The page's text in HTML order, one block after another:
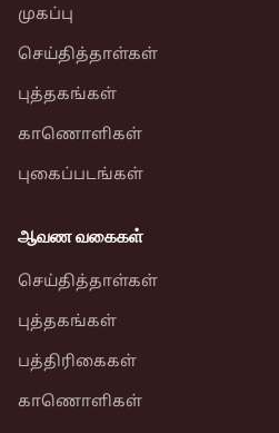
முகப்பு
செய்தித்தாள்கள்
புத்தகங்கள்
காணொளிகள்
புகைப்படங்கள்
ஆவண வகைகள்
செய்தித்தாள்கள்
புத்தகங்கள்
பத்திரிகைகள்
காணொளிகள்